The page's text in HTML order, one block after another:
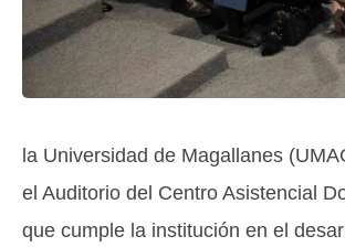
la Universidad de Magallanes
el Auditorio del Centro Asistencial
que cumple la institución en el